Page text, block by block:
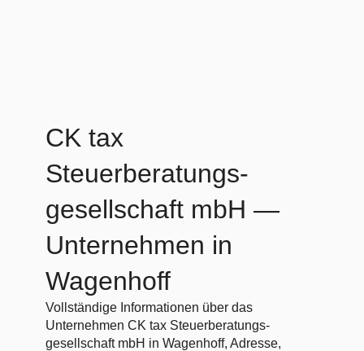
CK tax
Steuerberatungs-
gesellschaft mbH —
Unternehmen in
Wagenhoff
Vollständige Informationen über das
Unternehmen CK tax Steuerberatungs-
gesellschaft mbH in Wagenhoff, Adresse,